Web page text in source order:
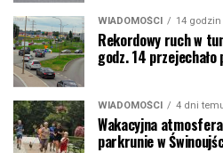
WIADOMOŚCI 14
Rekordowy ruch w
godz. 14
WIADOMOŚCI 4 dni
Wakacyjna
parkrunie w